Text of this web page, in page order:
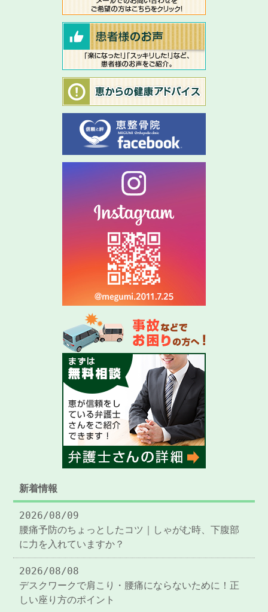
新着情報
2026/08/09
腰痛予防のちょっとしたコツ｜しゃがむ時、下腹部
に力を入れていますか？
2026/08/08
デスクワークで肩こり・腰痛にならないために！正
しい座り方のポイント